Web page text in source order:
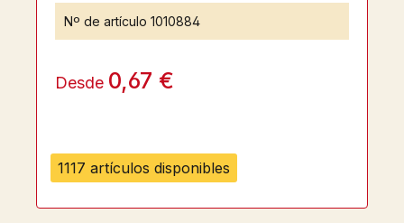
1117 artículos disponibles
Nº de artículo 1010884
Desde 0,67 €